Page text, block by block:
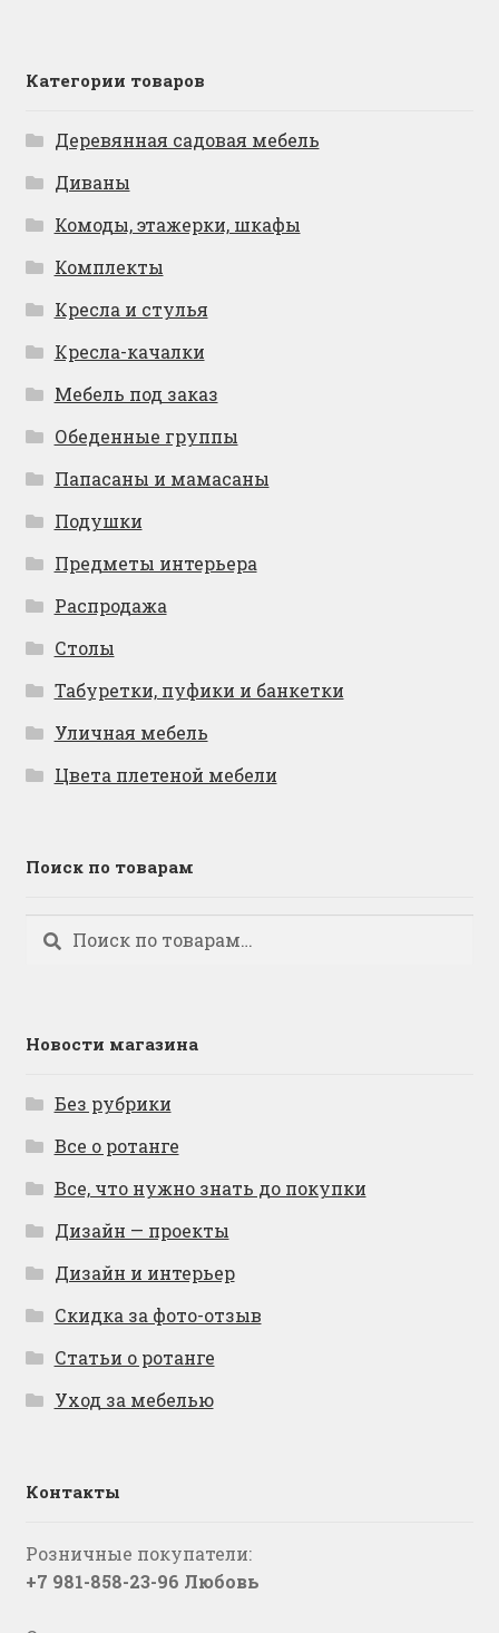
Категории товаров
Деревянная садовая мебель
Диваны
Комоды, этажерки, шкафы
Комплекты
Кресла и стулья
Кресла-качалки
Мебель под заказ
Обеденные группы
Папасаны и мамасаны
Подушки
Предметы интерьера
Распродажа
Столы
Табуретки, пуфики и банкетки
Уличная мебель
Цвета плетеной мебели
Поиск по товарам
Искать:
Поиск
Новости магазина
Без рубрики
Все о ротанге
Все, что нужно знать до покупки
Дизайн — проекты
Дизайн и интерьер
Скидка за фото-отзыв
Статьи о ротанге
Уход за мебелью
Контакты
Розничные покупатели:
+7 981-858-23-96 Любовь